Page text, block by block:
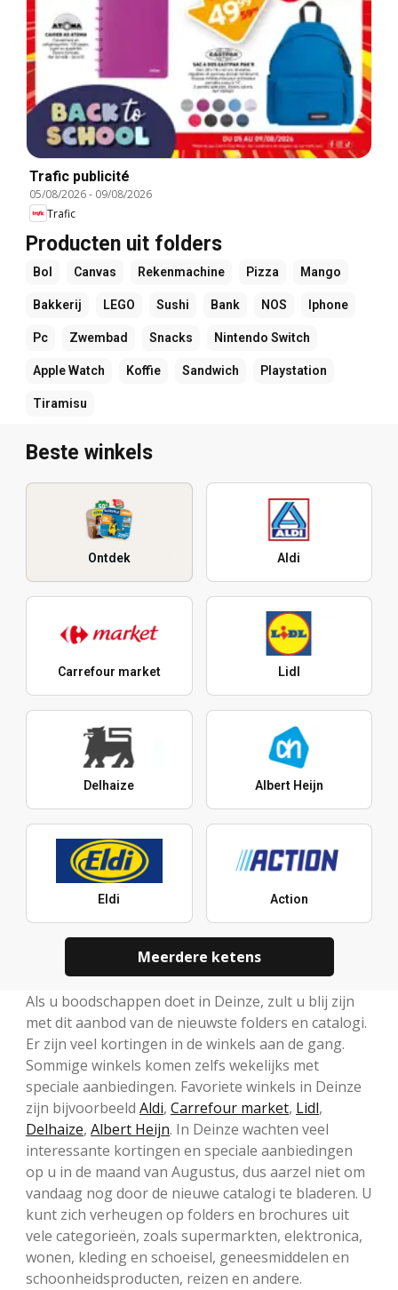
Trafic publicité
05/08/2026- 09/08/2026
Trafic
Producten uit folders
Bol Canvas Rekenmachine Pizza Mango
Bakkerij LEGO Sushi Bank NOS Iphone
Pc Zwembad Snacks Nintendo Switch
Apple Watch Koffie Sandwich Playstation
Tiramisu
Beste winkels
Ontdek Aldi
Carrefour market Lidl
Delhaize Albert Heijn
Eldi Action
Meerdere ketens
Als u boodschappen doet in Deinze, zult u blij zijn
met dit aanbod van de nieuwste folders en catalogi.
Er zijn veel kortingen in de winkels aan de gang.
Sommige winkels komen zelfs wekelijks met
speciale aanbiedingen. Favoriete winkels in Deinze
zijn bijvoorbeeld Aldi, Carrefour market, Lidl,
Delhaize, Albert Heijn. In Deinze wachten veel
interessante kortingen en speciale aanbiedingen
op u in de maand van Augustus, dus aarzel niet om
vandaag nog door de nieuwe catalogi te bladeren. U
kunt zich verheugen op folders en brochures uit
vele categorieën, zoals supermarkten, elektronica,
wonen, kleding en schoeisel, geneesmiddelen en
schoonheidsproducten, reizen en andere.